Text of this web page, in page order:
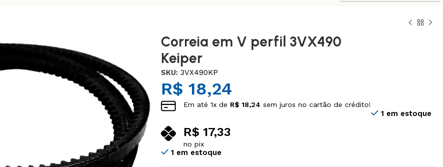
Correia em V perfil 3VX490
Keiper
SKU:3VX490KP
R$ 18,24
Em até1x de R$ 18,24 sem juros no cartão de crédito!
R$ 17,33
no pix
1 em estoque
1 em estoque